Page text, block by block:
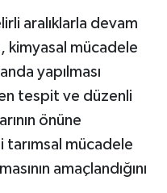
aralıklarla devam
kimyasal mücadele
yapılması
tespit ve düzenli
önüne
tarımsal mücadele
amaçlandığını